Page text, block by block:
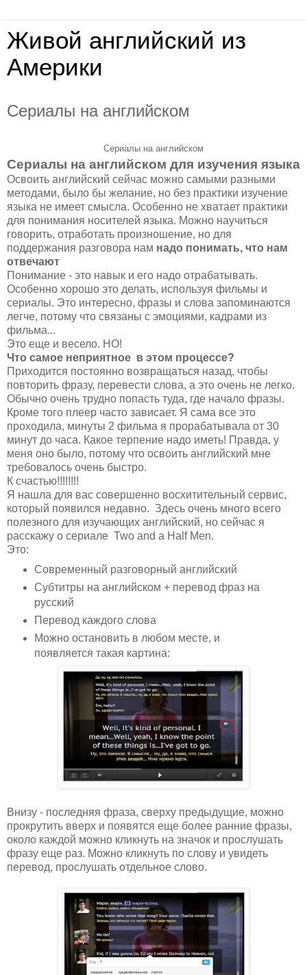
Живой английский из
Америки
Сериалы на английском
Сериалы на английском
Сериалы на английском для изучения языка
Освоить английский сейчас можно самыми разными
методами, было бы желание, но без практики изучение
языка не имеет смысла. Особенно не хватает практики
для понимания носителей языка. Можно научиться
говорить, отработать произношение, но для
поддержания разговора нам надо понимать, что нам
отвечают
Понимание - это навык и его надо отрабатывать.
Особенно хорошо это делать, используя фильмы и
сериалы. Это интересно, фразы и слова запоминаются
легче, потому что связаны с эмоциями, кадрами из
фильма...
Это еще и весело. НО!
Что самое неприятное в этом процессе?
Приходится постоянно возвращаться назад, чтобы
повторить фразу, перевести слова, а это очень не легко.
Обычно очень трудно попасть туда, где начало фразы.
Кроме того плеер часто зависает. Я сама все это
проходила, минуты 2 фильма я прорабатывала от 30
минут до часа. Какое терпение надо иметь! Правда, у
меня оно было, потому что освоить английский мне
требовалось очень быстро.
К счастью!!!!!!!!
Я нашла для вас совершенно восхитительный сервис,
который появился недавно. Здесь очень много всего
полезного для изучающих английский, но сейчас я
расскажу о сериале Two and a Half Men.
Это:
Современный разговорный английский
Субтитры на английском + перевод фраз на
русский
Перевод каждого слова
Можно остановить в любом месте, и
появляется такая картина:
Внизу - последняя фраза, сверху предыдущие, можно
прокрутить вверх и появятся еще более ранние фразы,
около каждой можно кликнуть на значок и прослушать
фразу еще раз. Можно кликнуть по слову и увидеть
перевод, прослушать отдельное слово.